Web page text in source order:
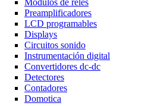
Módulos de reles
Preamplificadores
LCD programables
Displays
Circuitos sonido
Instrumentación digital
Convertidores dc-dc
Detectores
Contadores
Domotica